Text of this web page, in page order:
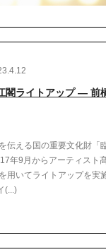
閣ライトアップ ― 前
伝える国の重要文化財「
年9月からアーティスト
用いてライトアップを実
(...)